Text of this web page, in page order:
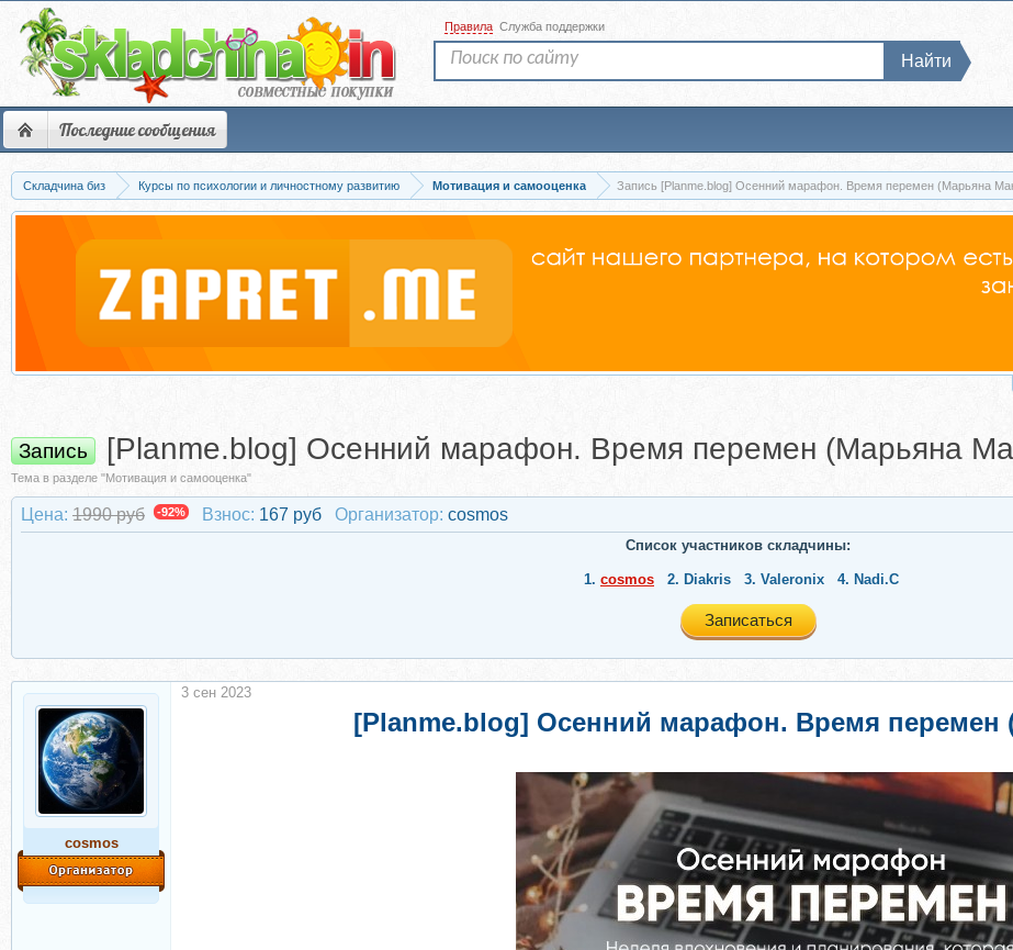
Последние сообщения
Правила Служба поддержки
Найти
Складчина биз Курсы по психологии и личностному развитию Мотивация и самооценка Запись [Planme.blog] Осенний марафон. Время перемен (Марьяна
Запись [Planme.blog] Осенний марафон. Время перемен (Марьяна
Тема в разделе "Мотивация и самооценка"
Цена: 1990 руб -92% Взнос: 167 руб Организатор: cosmos
Список участников складчины:
1. cosmos 2. Diakris 3. Valeronix 4. Nadi.C
Записаться
cosmos
[Planme.blog] Осенний марафон. Время перемен
3 сен 2023